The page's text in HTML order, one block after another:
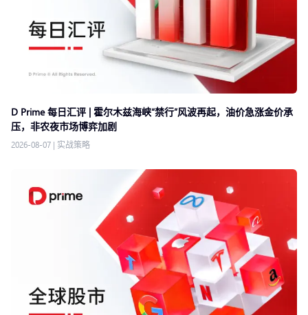
D Prime 每日汇评 | 霍尔木兹海峡“禁行”风波再起，油价急涨金价承
压，非农夜市场博弈加剧
2026-08-07 | 实战策略